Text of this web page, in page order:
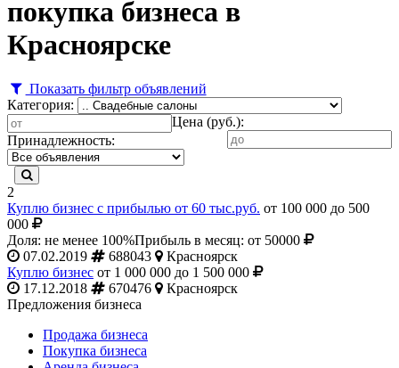
покупка бизнеса в
Красноярске
Показать фильтр объявлений
Категория:
Цена (руб.):
Принадлежность:
2
Куплю бизнес с прибылью от 60 тыс.руб. от 100 000 до 500
000
Доля: не менее 100%Прибыль в месяц: от 50000
07.02.2019
688043
Красноярск
Куплю бизнес от 1 000 000 до 1 500 000
17.12.2018
670476
Красноярск
Предложения бизнеса
Продажа бизнеса
Покупка бизнеса